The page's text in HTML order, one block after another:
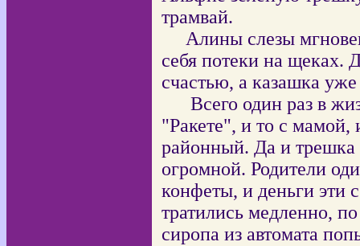
трамвай.
Алины слезы
себя потеки на щеках.
счастью, а казашка
Всего один раз в
"Ракете", и то с мамой,
районный. Да и трешка
огромной. Родители
конфеты, и деньги эти
тратились медленно,
сиропа из автомата